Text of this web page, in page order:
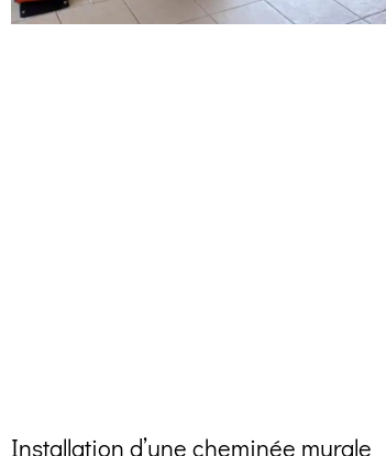
Installation d’une cheminée murale